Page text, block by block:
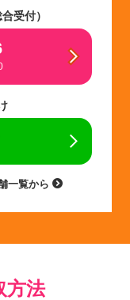
受付）
一覧から
方法